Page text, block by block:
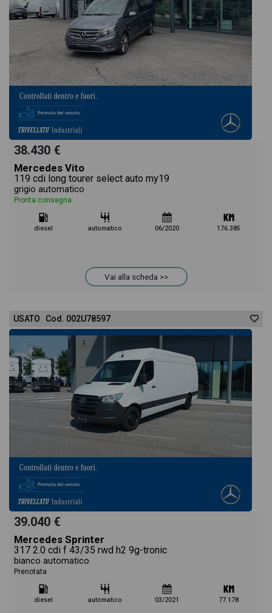
38.430 €
Mercedes Vito
119 cdi long tourer select auto my19
grigio automatico
Pronta consegna
diesel automatico 06/2020 176.385
Vai alla scheda >>
USATO Cod. 002U78597
39.040 €
Mercedes Sprinter
317 2.0 cdi f 43/35 rwd h2 9g-tronic
bianco automatico
Prenotata
diesel automatico 03/2021 77.178